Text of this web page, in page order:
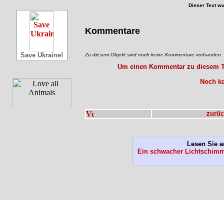
Save Ukraine!
Dieser Text
Kommentare
Zu diesem Objekt sind noch keine Kommentare vorhanden.
Um einen Kommentar zu diesem
Noch
Lesen Sie
Ein schwacher